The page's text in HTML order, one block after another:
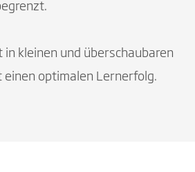
in kleinen und überschaubaren
einen optimalen Lernerfolg.